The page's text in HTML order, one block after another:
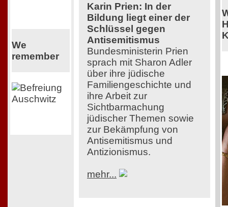
We
remember
Karin Prien: In der
Bildung liegt einer der
Schlüssel gegen
Antisemitismus
Bundesministerin Prien
sprach mit Sharon Adler
über ihre jüdische
Familiengeschichte und
ihre Arbeit zur
Sichtbarmachung
jüdischer Themen sowie
zur Bekämpfung von
Antisemitismus und
Antizionismus.
mehr...